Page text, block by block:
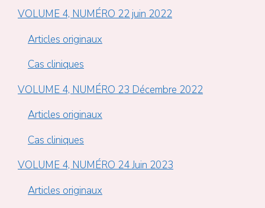
VOLUME 4, NUMÉRO 22 juin 2022
Articles originaux
Cas cliniques
VOLUME 4, NUMÉRO 23 Décembre 2022
Articles originaux
Cas cliniques
VOLUME 4, NUMÉRO 24 Juin 2023
Articles originaux